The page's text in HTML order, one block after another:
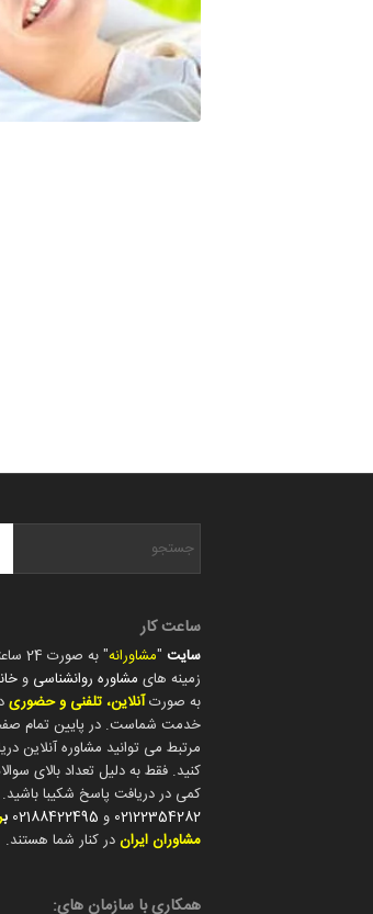
ساعت کار
سایت "مشاورانه
" به
زمینه های مشاوره روانشناسی و
به صورتآنلاین، تلفنی و حضوری
خدمت شماست. در پایین تمام
مرتبط می توانید مشاوره آنلاین
کنید. فقط به دلیل تعداد بالای
کمی در دریافت پاسخ شکیبا باشید.
02122354282 و 02188422495 ب
مشاوران ایراندر کنار شما هستند.
همکاری با سازمان های: